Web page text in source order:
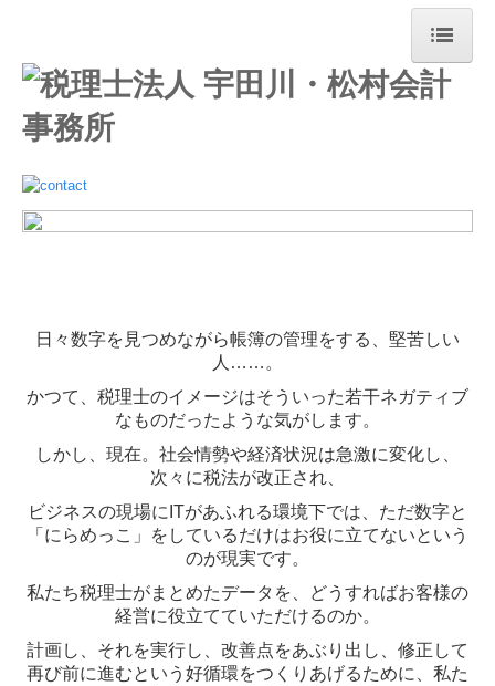
ホーム
当法人の特長
事務所案内
ご挨拶
飯田橋事務所
職員紹介
お役立ち情報
料金について
お客様の声
お役立ちコンテンツ
日々数字を見つめながら帳簿の管理をする、堅苦しい
人……。
かつて、税理士のイメージはそういった若干ネガティブ
なものだったような気がします。
しかし、現在。社会情勢や経済状況は急激に変化し、
次々に税法が改正され、
ビジネスの現場にITがあふれる環境下では、ただ数字と
「にらめっこ」をしているだけはお役に立てないという
のが現実です。
私たち税理士がまとめたデータを、どうすればお客様の
経営に役立てていただけるのか。
計画し、それを実行し、改善点をあぶり出し、修正して
再び前に進むという好循環をつくりあげるために、私た